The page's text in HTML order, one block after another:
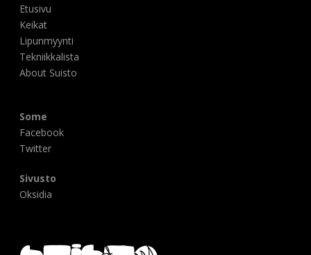
Etusivu
Keikat
Lipunmyynti
Tekniikkalista
About Suisto
Some
Facebook
Twitter
Sivusto
Oksidia